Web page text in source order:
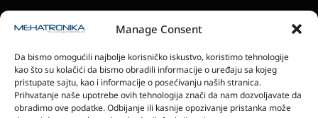
Manage Consent
Da bismo omogućili najbolje korisničko iskustvo, koristimo tehnologije
kao što su kolačići da bismo obradili informacije o uređaju sa kojeg
pristupate sajtu, kao i informacije o posećivanju naših stranica.
Prihvatanje naše upotrebe ovih tehnologija znači da nam dozvoljavate da
obradimo ove podatke. Odbijanje ili kasnije opozivanje pristanka može
SLANJE JEDINICA ZA RECENZIJU
ELEKTRONSKA IZDANJA
POLITIKA PRIVATNOSTI
POLITIKA KOLAČIĆA
magazin Mehatronika - Agencija “Gomo Design”